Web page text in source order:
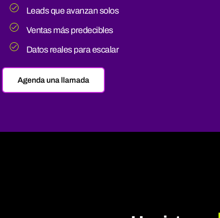
Leads que avanzan solos
Ventas más predecibles
Datos reales para escalar
Agenda una llamada